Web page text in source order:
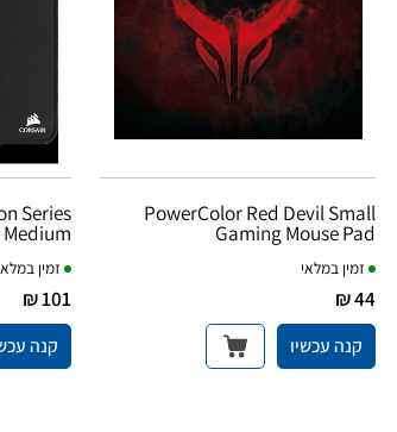
PowerColor Red Devil Small
Gaming Mouse Pad
זמין במלאי
44 ₪
קנה עכשיו
Series
Medium
זמין
101 ₪
קנה